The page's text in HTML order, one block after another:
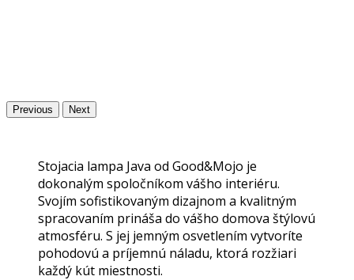
Previous Next
Stojacia lampa Java od Good&Mojo je
dokonalým spoločníkom vášho interiéru.
Svojím sofistikovaným dizajnom a kvalitným
spracovaním prináša do vášho domova štýlovú
atmosféru. S jej jemným osvetlením vytvoríte
pohodovú a príjemnú náladu, ktorá rozžiari
každý kút miestnosti.